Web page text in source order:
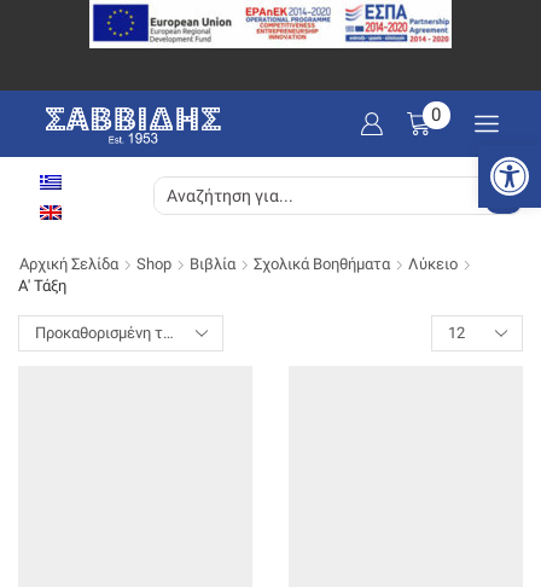
0
Αρχική Σελίδα Shop Βιβλία Σχολικά Βοηθήματα
Λύκειο
Α' Τάξη